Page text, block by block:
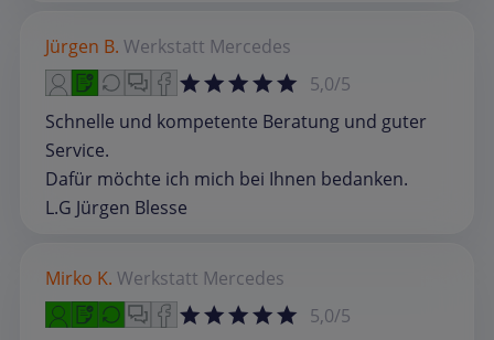
Jürgen B. Werkstatt Mercedes
5,0/5
Schnelle und kompetente Beratung und guter
Service.
Dafür möchte ich mich bei Ihnen bedanken.
L.G Jürgen Blesse
Mirko K. Werkstatt Mercedes
5,0/5